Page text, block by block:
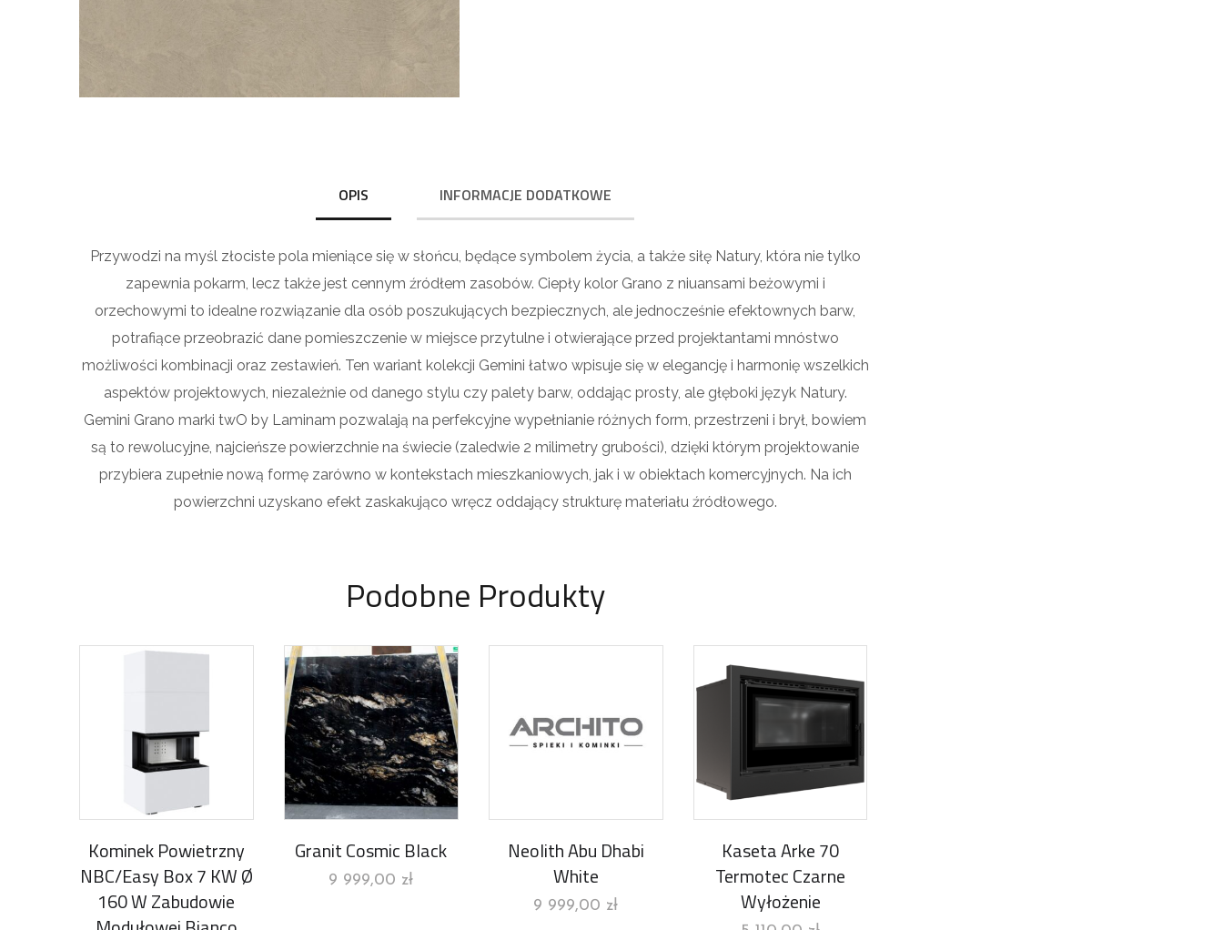
OPIS INFORMACJE DODATKOWE
Przywodzi na myśl złociste pola mieniące się w słońcu, będące symbolem życia, a także siłę Natury, która nie tylko
zapewnia pokarm, lecz także jest cennym źródłem zasobów. Ciepły kolor Grano z niuansami beżowymi i
orzechowymi to idealne rozwiązanie dla osób poszukujących bezpiecznych, ale jednocześnie efektownych barw,
potrafiące przeobrazić dane pomieszczenie w miejsce przytulne i otwierające przed projektantami mnóstwo
możliwości kombinacji oraz zestawień. Ten wariant kolekcji Gemini łatwo wpisuje się w elegancję i harmonię wszelkich
aspektów projektowych, niezależnie od danego stylu czy palety barw, oddając prosty, ale głęboki język Natury.
Gemini Grano marki twO by Laminam pozwalają na perfekcyjne wypełnianie różnych form, przestrzeni i brył, bowiem
są to rewolucyjne, najcieńsze powierzchnie na świecie (zaledwie 2 milimetry grubości), dzięki którym projektowanie
przybiera zupełnie nową formę zarówno w kontekstach mieszkaniowych, jak i w obiektach komercyjnych. Na ich
powierzchni uzyskano efekt zaskakująco wręcz oddający strukturę materiału źródłowego.
Podobne Produkty
Kominek Powietrzny
NBC/Easy Box 7 KW Ø
160 W Zabudowie
Granit Cosmic Black
9 999,00 zł
Neolith Abu Dhabi
White
9 999,00 zł
Kaseta Arke 70
Termotec Czarne
Wyłożenie